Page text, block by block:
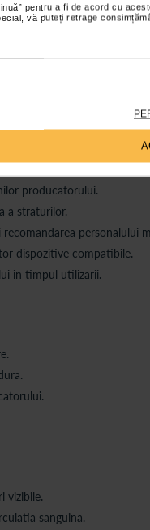
pentru a fi de acord cu
vă puteți retrage
producatorului.
a straturilor.
personalului
dispozitive compatibile.
in timpul utilizarii.
vizibile.
sanguina.